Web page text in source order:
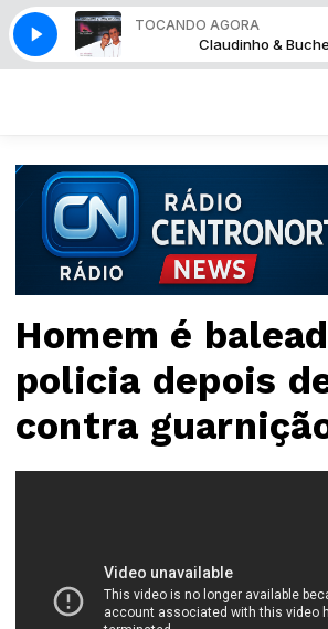
TOCANDO AGORA
- Só Love Claudinho &
Homem é
policia depois
contra